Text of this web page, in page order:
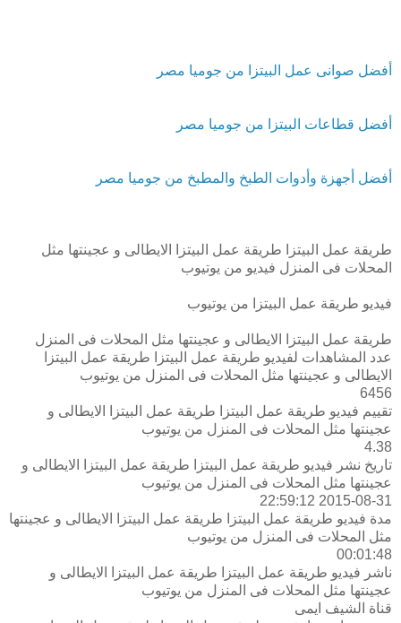
أفضل صوانى عمل البيتزا من جوميا مصر
أفضل قطاعات البيتزا من جوميا مصر
أفضل أجهزة وأدوات الطبخ والمطبخ من جوميا مصر
طريقة عمل البيتزا طريقة عمل البيتزا الايطالى و عجينتها مثل
المحلات فى المنزل فيديو من يوتيوب
فيديو طريقة عمل البيتزا من يوتيوب
طريقة عمل البيتزا الايطالى و عجينتها مثل المحلات فى المنزل
عدد المشاهدات لفيديو طريقة عمل البيتزا طريقة عمل البيتزا
الايطالى و عجينتها مثل المحلات فى المنزل من يوتيوب
6456
تقييم فيديو طريقة عمل البيتزا طريقة عمل البيتزا الايطالى و
عجينتها مثل المحلات فى المنزل من يوتيوب
4.38
تاريخ نشر فيديو طريقة عمل البيتزا طريقة عمل البيتزا الايطالى و
عجينتها مثل المحلات فى المنزل من يوتيوب
2015-08-31 22:59:12
مدة فيديو طريقة عمل البيتزا طريقة عمل البيتزا الايطالى و عجينتها
مثل المحلات فى المنزل من يوتيوب
00:01:48
ناشر فيديو طريقة عمل البيتزا طريقة عمل البيتزا الايطالى و
عجينتها مثل المحلات فى المنزل من يوتيوب
قناة الشيف ايمى